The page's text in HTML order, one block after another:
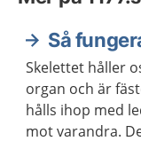
Så
Skelettet håller
organ och är
hålls ihop med
mot varandra.